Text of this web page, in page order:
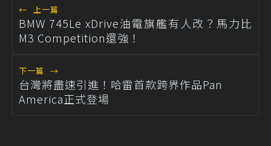
← 上一篇
BMW 745Le xDrive油電旗艦有人改？馬力比
M3 Competition還強！
下一篇 →
台灣將盡速引進！哈雷首款跨界作品Pan
America正式登場